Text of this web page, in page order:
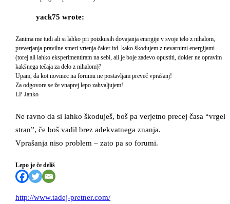
yack75 wrote:
Zanima me tudi ali si lahko pri poizkusih dovajanja energije v svoje telo z nihalom,
preverjanja pravilne smeri vrtenja čaker itd. kako škodujem z nevarnimi energijami
(torej ali lahko eksperimentiram na sebi, ali je boje zadevo opustiti, dokler ne opravim
kakšnega tečaja za delo z nihalom)?
Upam, da kot novinec na forumu ne postavljam preveč vprašanj!
Za odgovore se že vnaprej lepo zahvaljujem!
LP Janko
Ne ravno da si lahko škoduješ, boš pa verjetno precej časa “vrgel
stran”, če boš vadil brez adekvatnega znanja.
Vprašanja niso problem – zato pa so forumi.
Lepo je če deliš
http://www.tadej-pretner.com/